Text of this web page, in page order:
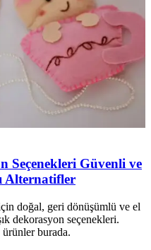
Seçenekleri Güvenli ve
Alternatifler
doğal, geri dönüşümlü ve el
dekorasyon seçenekleri.
burada.